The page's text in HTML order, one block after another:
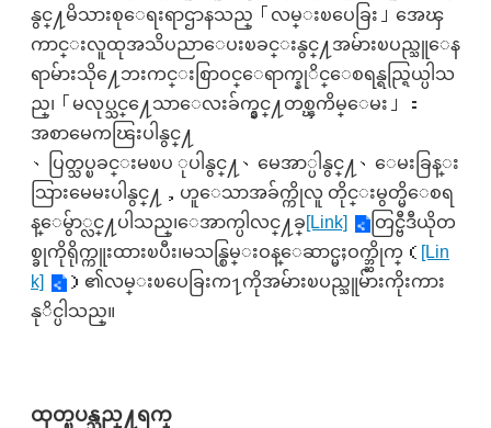
နွင္႔မိသားစုေရးရာဌာနသည္「လမ္းၿပေခြး」အေၾ
ကာင္းလူထုအသိပညာေပးၿခင္းနွင္႔အမ်ားၿပည္သူေန
ရာမ်ားသို႔ေဘးကင္းစြာဝင္ေရာက္နုိင္ေစရန္ရည္ရြယ္ပါသ
ည္၊「မလုပ္သင္႔ေသာေလးခ်က္နွင္႔တစ္ၾကိမ္ေမး」：
အစာမေကၽြးပါနွင္႔
、ပြတ္သပ္ၿခင္းမၿပ ုပါနွင္႔、မေအာ္ပါနွင္႔、ေမးခြန္း
သြားမေမးပါနွင္႔，ဟူေသာအခ်က္ကိုလူ တိုင္းမွတ္မိေစရ
န္ေမွ်ာ္လင္႔ပါသည္၊ေအာက္ပါလင္႔ခ္[Link]
တြင္ဗီဒီယိုတ
စ္ခုကိုရိုက္ကူးထားၿပီး၊မသန္စြမ္းဝန္ေဆာင္မႈဝက္ဘ္ဆိုက္（ [Lin
k]
）၏လမ္းၿပေခြးက႑ကိုအမ်ားၿပည္သူမ်ားကိုးကား
နုိင္ပါသည္။
ထုတ္ၿပန္သည္႔ရက္